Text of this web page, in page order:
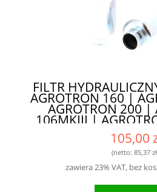
FILTR
AGROTRON 160 |
AGROTRON 200 |
106MKIII |
AGROTRON
120MKIII |
AGROTRON 150MKIII
NAJWYŻSZEJ KLASY
105,00
(netto: 85,37 zł
zawiera 23% VAT, bez